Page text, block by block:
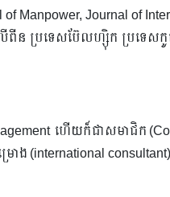
Journal of
ពីន ប្រទេសប៊ែលហ្ស៊ិក ប្រទេស
ហើយក៏ជាសមាជិក
ង (international